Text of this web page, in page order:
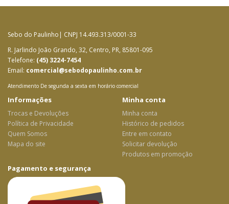
Sebo do Paulinho| CNPJ 14.493.313/0001-33
R. Jarlindo João Grando, 32, Centro, PR, 85801-095
Telefone: (45) 3224-7454
Email: comercial@sebodopaulinho.com.br
Atendimento De segunda a sexta em horário comercial
Informações
Trocas e Devoluções
Política de Privacidade
Quem Somos
Mapa do site
Minha conta
Minha conta
Histórico de pedidos
Entre em contato
Solicitar devolução
Produtos em promoção
Pagamento e segurança